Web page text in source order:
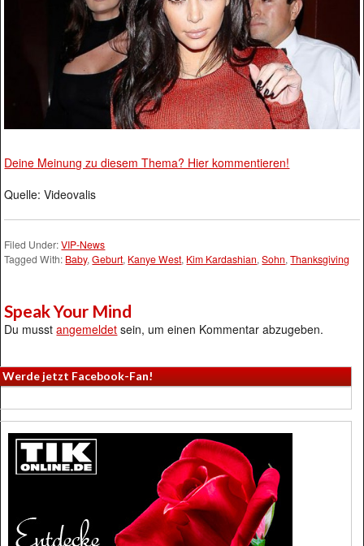
Deine Meinung zu diesem Thema? Hier kommentieren!
Quelle: Videovalis
Filed Under:VIP-News
Tagged With: Baby,Geburt, Kanye West, Kim Kardashian,Sohn,Thanksgiving
Speak Your Mind
Du musstangemeldet sein, um einen Kommentar abzugeben.
Werde jetzt Facebook-Fan!